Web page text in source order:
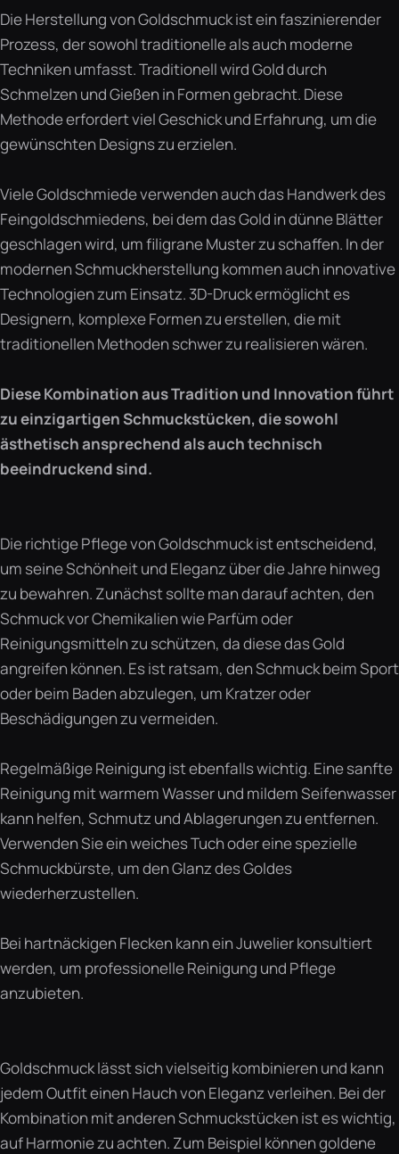
Die Herstellung von Goldschmuck ist ein faszinierender
Prozess, der sowohl traditionelle als auch moderne
Techniken umfasst. Traditionell wird Gold durch
Schmelzen und Gießen in Formen gebracht. Diese
Methode erfordert viel Geschick und Erfahrung, um die
gewünschten Designs zu erzielen.
Viele Goldschmiede verwenden auch das Handwerk des
Feingoldschmiedens, bei dem das Gold in dünne Blätter
geschlagen wird, um filigrane Muster zu schaffen. In der
modernen Schmuckherstellung kommen auch innovative
Technologien zum Einsatz. 3D-Druck ermöglicht es
Designern, komplexe Formen zu erstellen, die mit
traditionellen Methoden schwer zu realisieren wären.
Diese Kombination aus Tradition und Innovation führt
zu einzigartigen Schmuckstücken, die sowohl
ästhetisch ansprechend als auch technisch
beeindruckend sind.
Die richtige Pflege von Goldschmuck ist entscheidend,
um seine Schönheit und Eleganz über die Jahre hinweg
zu bewahren. Zunächst sollte man darauf achten, den
Schmuck vor Chemikalien wie Parfüm oder
Reinigungsmitteln zu schützen, da diese das Gold
angreifen können. Es ist ratsam, den Schmuck beim Sport
oder beim Baden abzulegen, um Kratzer oder
Beschädigungen zu vermeiden.
Regelmäßige Reinigung ist ebenfalls wichtig. Eine sanfte
Reinigung mit warmem Wasser und mildem Seifenwasser
kann helfen, Schmutz und Ablagerungen zu entfernen.
Verwenden Sie ein weiches Tuch oder eine spezielle
Schmuckbürste, um den Glanz des Goldes
wiederherzustellen.
Bei hartnäckigen Flecken kann ein Juwelier konsultiert
werden, um professionelle Reinigung und Pflege
anzubieten.
Goldschmuck lässt sich vielseitig kombinieren und kann
jedem Outfit einen Hauch von Eleganz verleihen. Bei der
Kombination mit anderen Schmuckstücken ist es wichtig,
auf Harmonie zu achten. Zum Beispiel können goldene